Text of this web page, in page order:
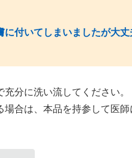
に付いてしまいましたが大丈
充分に洗い流してください。
場合は、本品を持参して医師